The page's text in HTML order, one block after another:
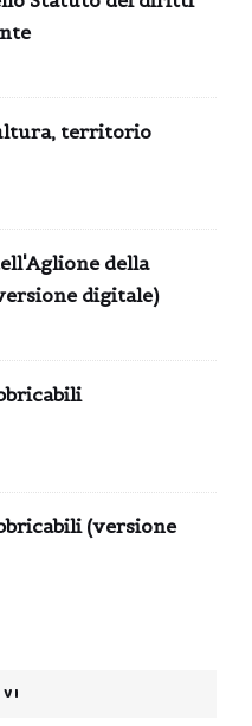
territorio
della
digitale)
(versione